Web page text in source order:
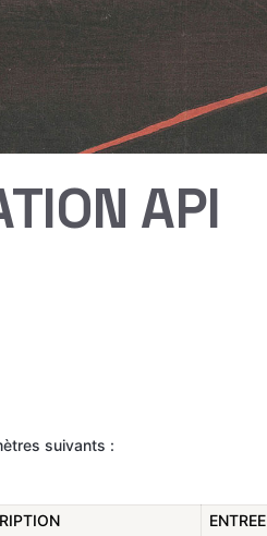
API
suivants :
ENTREE